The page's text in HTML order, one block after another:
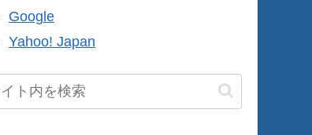
Google
Yahoo! Japan